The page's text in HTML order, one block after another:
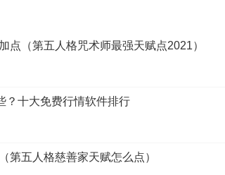
点（第五人格咒术师最强天赋点2021）
？十大免费行情软件排行
第五人格慈善家天赋怎么点）